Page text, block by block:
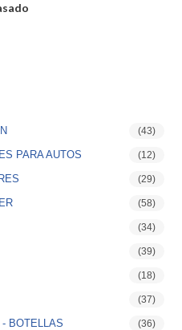
(43)
PARA AUTOS (12)
(29)
(58)
(34)
(39)
(18)
(37)
BOTELLAS (36)